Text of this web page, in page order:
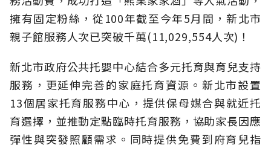
擁有固定粉絲，從100年截至今年5月間，新北市
親子館服務人次已突破千萬(11,029,554人次)！
新北市政府公共托嬰中心結合多元托育與育兒支持
服務，更延伸完善的家庭托育資源。新北市設置
13個居家托育服務中心，提供保母媒合與就近托
育選擇，並推動定點臨時托育服務，協助家長因應
彈性與突發照顧需求。同時提供免費到府育兒指